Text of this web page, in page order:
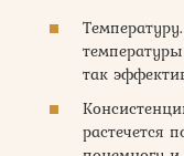
так
растечется